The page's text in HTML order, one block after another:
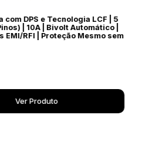
com DPS e Tecnologia LCF | 5
| 10A | Bivolt Automático |
EMI/RFI | Proteção Mesmo sem
Ver Produto